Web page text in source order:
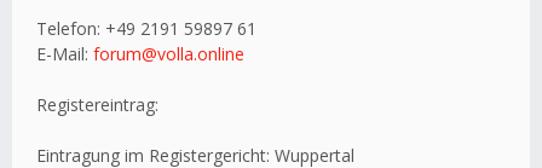
Telefon: +49 2191 59897 61
E-Mail: forum@volla.online
Registereintrag:
Eintragung im Registergericht: Wuppertal